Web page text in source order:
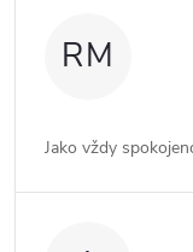
RM
Jako vždy